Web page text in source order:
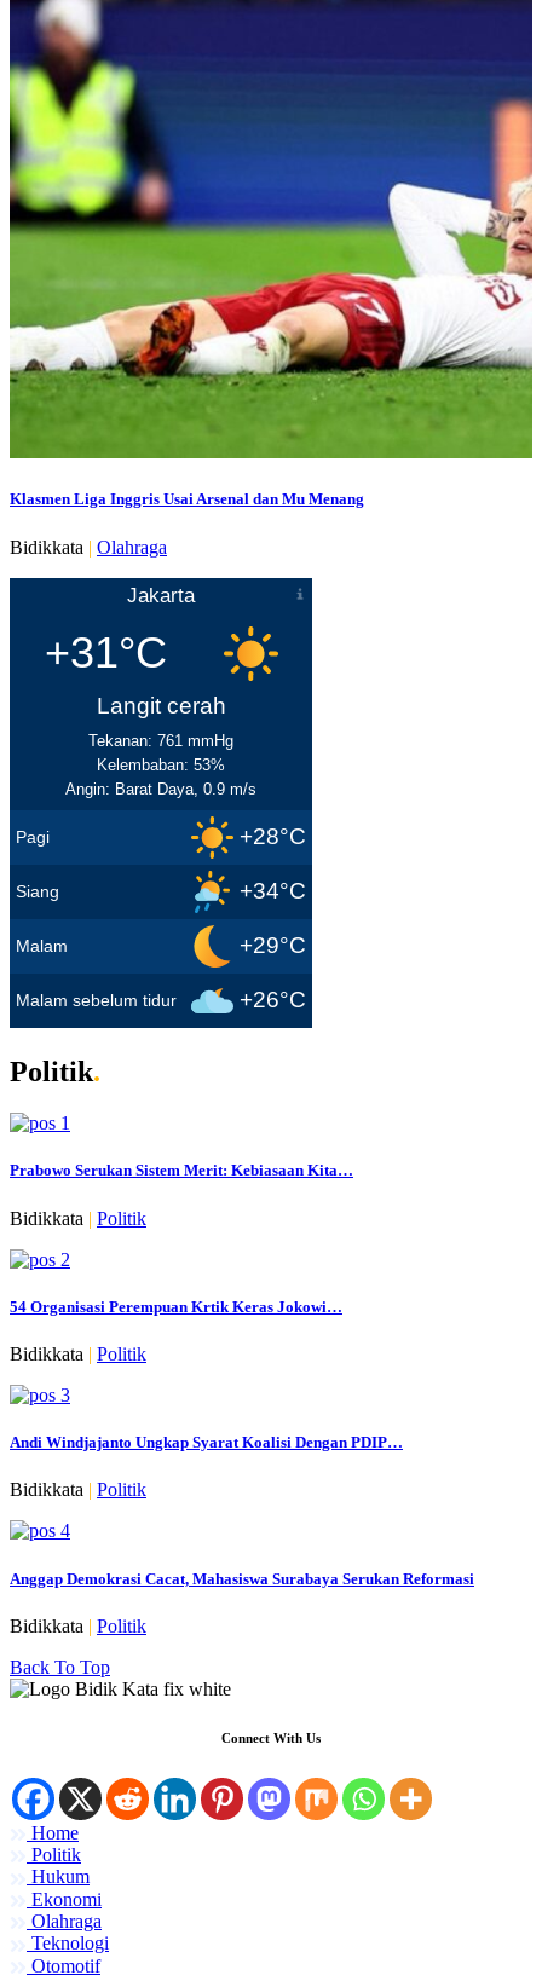
Klasmen Liga Inggris Usai Arsenal dan Mu Menang
Bidikkata | Olahraga
Jakarta
+31°C
Langit cerah
Tekanan: 761 mmHg
Kelembaban: 53%
Angin: Barat Daya, 0.9 m/s
Pagi +28°C
Siang +34°C
Malam +29°C
Malam sebelum tidur +26°C
Politik.
Prabowo Serukan Sistem Merit: Kebiasaan Kita…
Bidikkata | Politik
54 Organisasi Perempuan Krtik Keras Jokowi…
Bidikkata | Politik
Andi Windjajanto Ungkap Syarat Koalisi Dengan PDIP…
Bidikkata | Politik
Anggap Demokrasi Cacat, Mahasiswa Surabaya Serukan Reformasi
Bidikkata | Politik
Back To Top
Connect With Us
Home
Politik
Hukum
Ekonomi
Olahraga
Teknologi
Otomotif